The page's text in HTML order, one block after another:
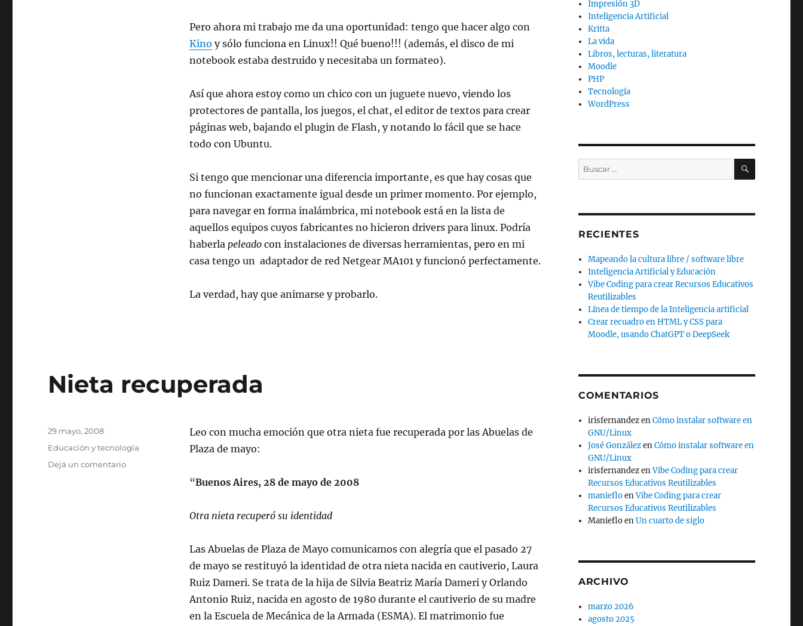
Pero ahora mi trabajo me da una oportunidad: tengo que hacer algo con
Kino y sólo funciona en Linux!! Qué bueno!!! (además, el disco de mi
notebook estaba destruido y necesitaba un formateo).
Así que ahora estoy como un chico con un juguete nuevo, viendo los
protectores de pantalla, los juegos, el chat, el editor de textos para crear
páginas web, bajando el plugin de Flash, y notando lo fácil que se hace
todo con Ubuntu.
Si tengo que mencionar una diferencia importante, es que hay cosas que
no funcionan exactamente igual desde un primer momento. Por ejemplo,
para navegar en forma inalámbrica, mi notebook está en la lista de
aquellos equipos cuyos fabricantes no hicieron drivers para linux. Podría
haberla peleadocon instalaciones de diversas herramientas, pero en mi
casa tengo un adaptador de red Netgear MA101 y funcionó perfectamente.
La verdad, hay que animarse y probarlo.
Nieta recuperada
Leo con mucha emoción que otra nieta fue recuperada por las Abuelas de
Plaza de mayo:
“Buenos Aires, 28 de mayo de 2008
Otra nieta recuperó su identidad
Las Abuelas de Plaza de Mayo comunicamos con alegría que el pasado 27
de mayo se restituyó la identidad de otra nieta nacida en cautiverio, Laura
Ruiz Dameri. Se trata de la hija de Silvia Beatriz María Dameri y Orlando
Antonio Ruiz, nacida en agosto de 1980 durante el cautiverio de su madre
en la Escuela de Mecánica de la Armada (ESMA). El matrimonio fue
Publicado
29 mayo, 2008
Categorías
Educación y tecnología
Dejá un comentarioen
Impresión 3D
Inteligencia Artificial
Kritta
La vida
Libros, lecturas, literatura
Moodle
PHP
Tecnología
WordPress
Buscar
por:
BUSCAR
RECIENTES
Mapeando la cultura libre / software libre
Inteligencia Artificial y Educación
Vibe Coding para crear Recursos Educativos
Reutilizables
Línea de tiempo de la Inteligencia artificial
Crear recuadro en HTML y CSS para
Moodle, usando ChatGPT o DeepSeek
COMENTARIOS
irisfernandezenCómo instalar software en
GNU/Linux
José GonzálezenCómo instalar software en
GNU/Linux
irisfernandezenVibe Coding para crear
Recursos Educativos Reutilizables
maniefloenVibe Coding para crear
Recursos Educativos Reutilizables
ManiefloenUn cuarto de siglo
ARCHIVO
marzo 2026
agosto 2025